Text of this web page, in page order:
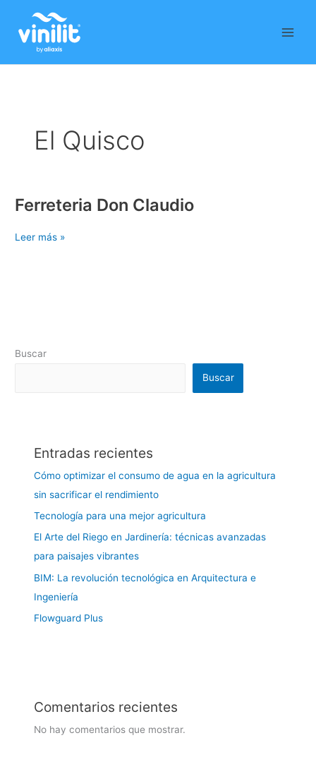
contenido
El Quisco
Ferreteria Don Claudio
Ferreteria
Claudio
Leer más »
Buscar
Buscar
Entradas recientes
Cómo optimizar el consumo de agua en la agricultura
sin sacrificar el rendimiento
Tecnología para una mejor agricultura
El Arte del Riego en Jardinería: técnicas avanzadas
para paisajes vibrantes
BIM: La revolución tecnológica en Arquitectura e
Ingeniería
Flowguard Plus
Comentarios recientes
No hay comentarios que mostrar.